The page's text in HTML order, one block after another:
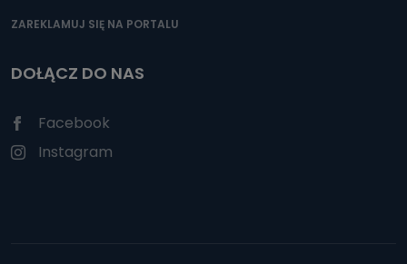
ZAREKLAMUJ SIĘ NA PORTALU
DOŁĄCZ DO NAS
Facebook
Instagram